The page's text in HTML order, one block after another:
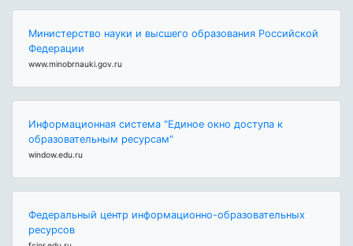
Министерство науки и высшего образования Российской
Федерации
www.minobrnauki.gov.ru
Информационная система "Единое окно доступа к
образовательным ресурсам"
window.edu.ru
Федеральный центр информационно-образовательных
ресурсов